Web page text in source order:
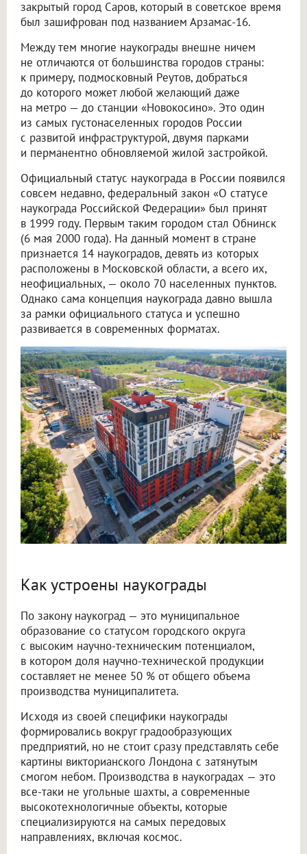
закрытый город Саров, который в советское время
был зашифрован под названием Арзамас-16.
Между тем многие наукограды внешне ничем
не отличаются от большинства городов страны:
к примеру, подмосковный Реутов, добраться
до которого может любой желающий даже
на метро — до станции «Новокосино». Это один
из самых густонаселенных городов России
с развитой инфраструктурой, двумя парками
и перманентно обновляемой жилой застройкой.
Официальный статус наукограда в России появился
совсем недавно, федеральный закон «О статусе
наукограда Российской Федерации» был принят
в 1999 году. Первым таким городом стал Обнинск
(6 мая 2000 года). На данный момент в стране
признается 14 наукоградов, девять из которых
расположены в Московской области, а всего их,
неофициальных, — около 70 населенных пунктов.
Однако сама концепция наукограда давно вышла
за рамки официального статуса и успешно
развивается в современных форматах.
Как устроены наукограды
По закону наукоград — это муниципальное
образование со статусом городского округа
с высоким научно-техническим потенциалом,
в котором доля научно-технической продукции
составляет не менее 50 % от общего объема
производства муниципалитета.
Исходя из своей специфики наукограды
формировались вокруг градообразующих
предприятий, но не стоит сразу представлять себе
картины викторианского Лондона с затянутым
смогом небом. Производства в наукоградах — это
все-таки не угольные шахты, а современные
высокотехнологичные объекты, которые
специализируются на самых передовых
направлениях, включая космос.